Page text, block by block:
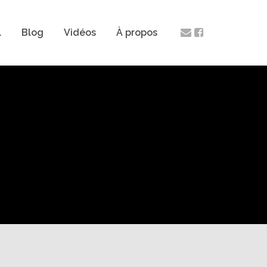
Blog Vidéos À propos